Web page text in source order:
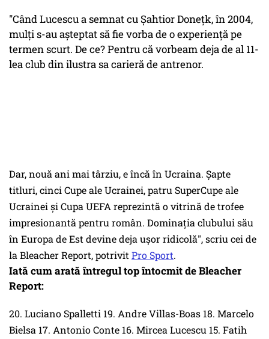
"Când Lucescu a semnat cu Şahtior Doneţk, în 2004,
mulţi s-au aşteptat să fie vorba de o experienţă pe
termen scurt. De ce? Pentru că vorbeam deja de al 11-
lea club din ilustra sa carieră de antrenor.
Dar, nouă ani mai târziu, e încă în Ucraina. Şapte
titluri, cinci Cupe ale Ucrainei, patru SuperCupe ale
Ucrainei şi Cupa UEFA reprezintă o vitrină de trofee
impresionantă pentru român. Dominaţia clubului său
în Europa de Est devine deja uşor ridicolă", scriu cei de
la Bleacher Report, potrivit Pro Sport.
Iată cum arată întregul top întocmit de Bleacher
Report:
20. Luciano Spalletti 19. Andre Villas-Boas 18. Marcelo
Bielsa 17. Antonio Conte 16. Mircea Lucescu 15. Fatih